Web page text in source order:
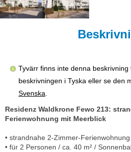
Tyvärr finns inte denna
beskrivningen i Tyska eller se den
Svenska.
Residenz Waldkrone Fewo 213:
Ferienwohnung mit Meerblick
• strandnahe 2-Zimmer-
• für 2 Personen / ca. 40 m² /